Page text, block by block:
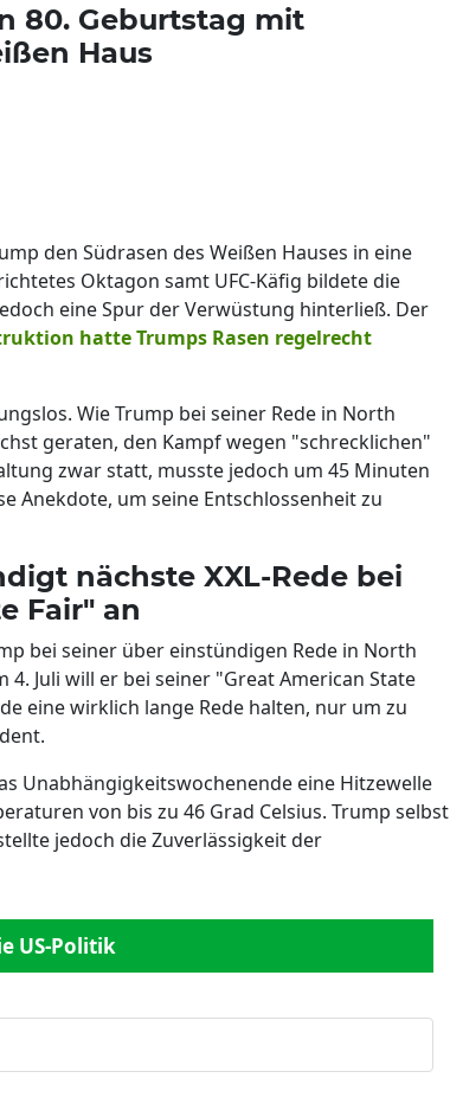
80. Geburtstag mit
Haus
den Südrasen des Weißen Hauses in eine
Oktagon samt UFC-Käfig bildete die
eine Spur der Verwüstung hinterließ. Der
hatte Trumps Rasen regelrecht
Wie Trump bei seiner Rede in North
geraten, den Kampf wegen "schrecklichen"
zwar statt, musste jedoch um 45 Minuten
Anekdote, um seine Entschlossenheit zu
nächste XXL-Rede bei
Fair" an
bei seiner über einstündigen Rede in North
Juli will er bei seiner "Great American State
eine wirklich lange Rede halten, nur um zu
Unabhängigkeitswochenende eine Hitzewelle
von bis zu 46 Grad Celsius. Trump selbst
jedoch die Zuverlässigkeit der
US-Politik